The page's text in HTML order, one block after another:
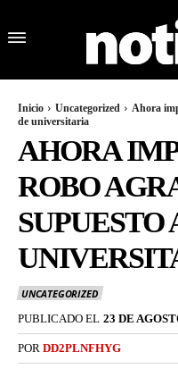
Inicio Uncategorized
Ahora
de universitaria
AHORA
ROBO
SUPUESTO
UNCATEGORIZED
PUBLICADO EL 23 DE
POR DD2PLNFHYG